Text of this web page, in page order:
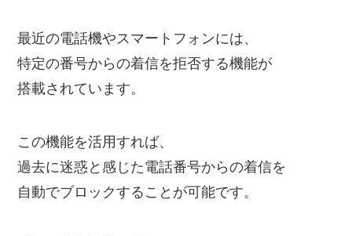
最近の電話機やスマートフォンには、
特定の番号からの着信を拒否する機能が
搭載されています。
この機能を活用すれば、
過去に迷惑と感じた電話番号からの着信を
自動でブロックすることが可能です。